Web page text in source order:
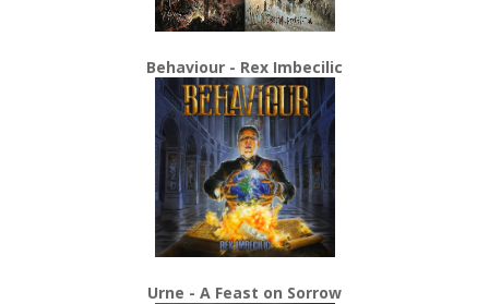
Behaviour - Rex Imbecilic
Urne - A Feast on Sorrow